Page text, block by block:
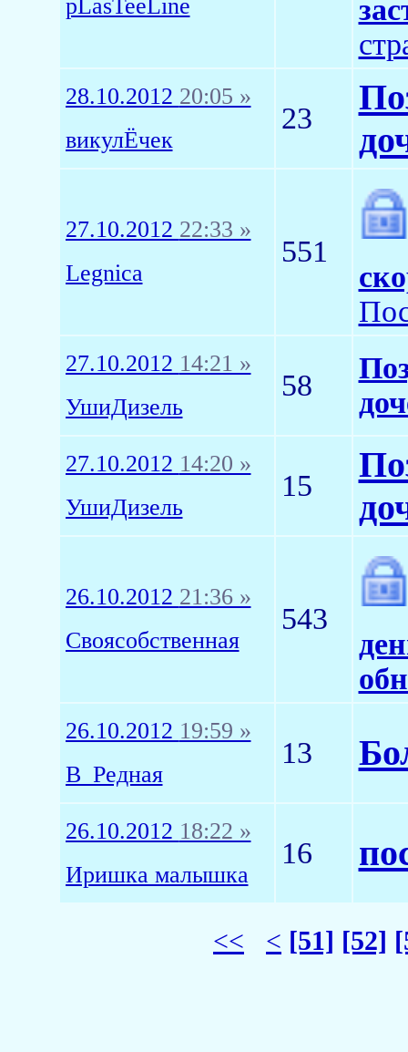
pLasTeeLine
28.10.2012 20:05 »
викулЁчек
23
27.10.2012 22:33 »
Legnica
551
27.10.2012 14:21 »
УшиДизель
58
27.10.2012 14:20 »
УшиДизель
15
26.10.2012 21:36 »
Своясобственная
543
26.10.2012 19:59 »
В_Редная
13
26.10.2012 18:22 »
Иришка малышка
16
<< < [51] [52]